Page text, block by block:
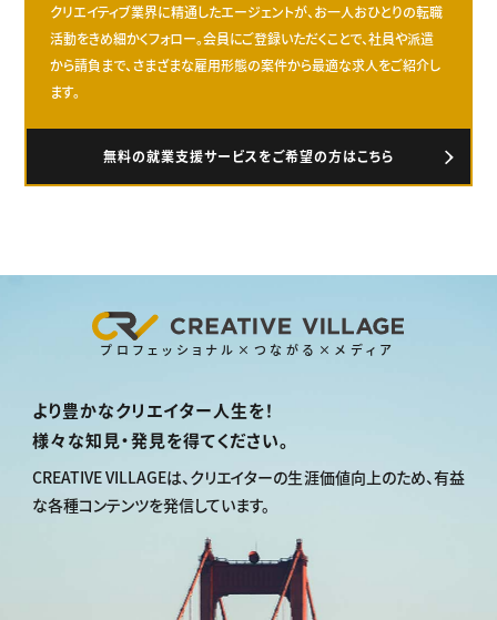
クリエイティブ業界に精通したエージェントが、お一人おひとりの転職
活動をきめ細かくフォロー。会員にご登録いただくことで、社員や派遣
から請負まで、さまざまな雇用形態の案件から最適な求人をご紹介し
ます。
無料の就業支援サービスをご希望の方はこちら
プロフェッショナル×つながる×メディア
より豊かなクリエイター人生を！
様々な知見・発見を得てください。
CREATIVE VILLAGEは、 クリエイターの生涯価値向上のため、有益
な各種コンテンツを発信しています。